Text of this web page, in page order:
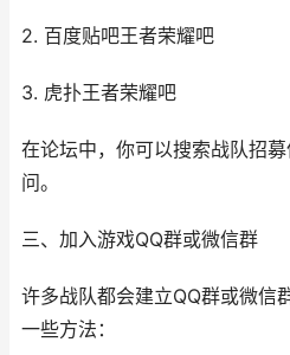
2. 百度贴吧王者荣耀吧
3. 虎扑王者荣耀吧
在论坛中，你可以搜索战队招
问。
三、加入游戏QQ群或微信群
许多战队都会建立QQ群或微信
一些方法：